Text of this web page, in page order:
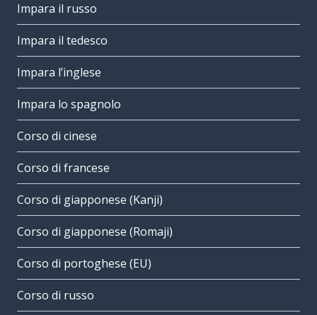
Impara il russo
Impara il tedesco
Impara l’inglese
Impara lo spagnolo
Corso di cinese
Corso di francese
Corso di giapponese (Kanji)
Corso di giapponese (Romaji)
Corso di portoghese (EU)
Corso di russo